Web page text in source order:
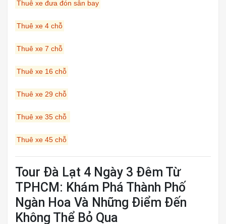
Thuê xe đưa đón sân bay
Thuê xe 4 chỗ
Thuê xe 7 chỗ
Thuê xe 16 chỗ
Thuê xe 29 chỗ
Thuê xe 35 chỗ
Thuê xe 45 chỗ
Tour Đà Lạt 4 Ngày 3 Đêm Từ
TPHCM: Khám Phá Thành Phố
Ngàn Hoa Và Những Điểm Đến
Không Thể Bỏ Qua